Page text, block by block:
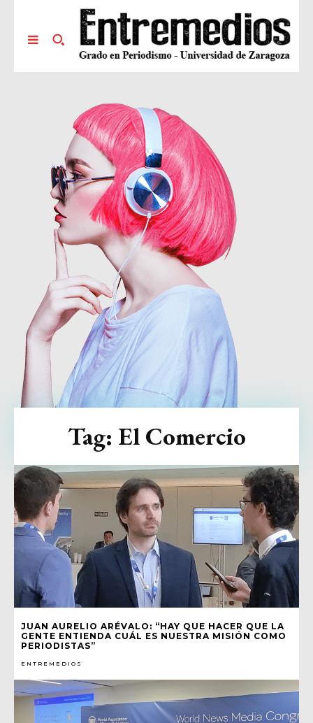
JUAN AURELIO ARÉVALO: “HAY QUE HACER QUE LA
GENTE ENTIENDA CUÁL ES NUESTRA MISIÓN COMO
PERIODISTAS”
ENTREMEDIOS
Tag: El Comercio